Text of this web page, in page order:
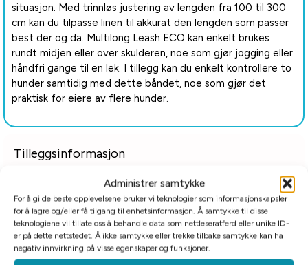
Administrer samtykke
For å gi de beste opplevelsene bruker vi teknologier som informasjonskapsler
for å lagre og/eller få tilgang til enhetsinformasjon. Å samtykke til disse
teknologiene vil tillate oss å behandle data som nettleseratferd eller unike ID-
er på dette nettstedet. Å ikke samtykke eller trekke tilbake samtykke kan ha
negativ innvirkning på visse egenskaper og funksjoner.
situasjon. Med trinnløs justering av lengden fra 100 til 300
cm kan du tilpasse linen til akkurat den lengden som passer
best der og da. Multilong Leash ECO kan enkelt brukes
rundt midjen eller over skulderen, noe som gjør jogging eller
håndfri gange til en lek. I tillegg kan du enkelt kontrollere to
hunder samtidig med dette båndet, noe som gjør det
praktisk for eiere av flere hunder.
Tilleggsinformasjon
Relaterte produkter